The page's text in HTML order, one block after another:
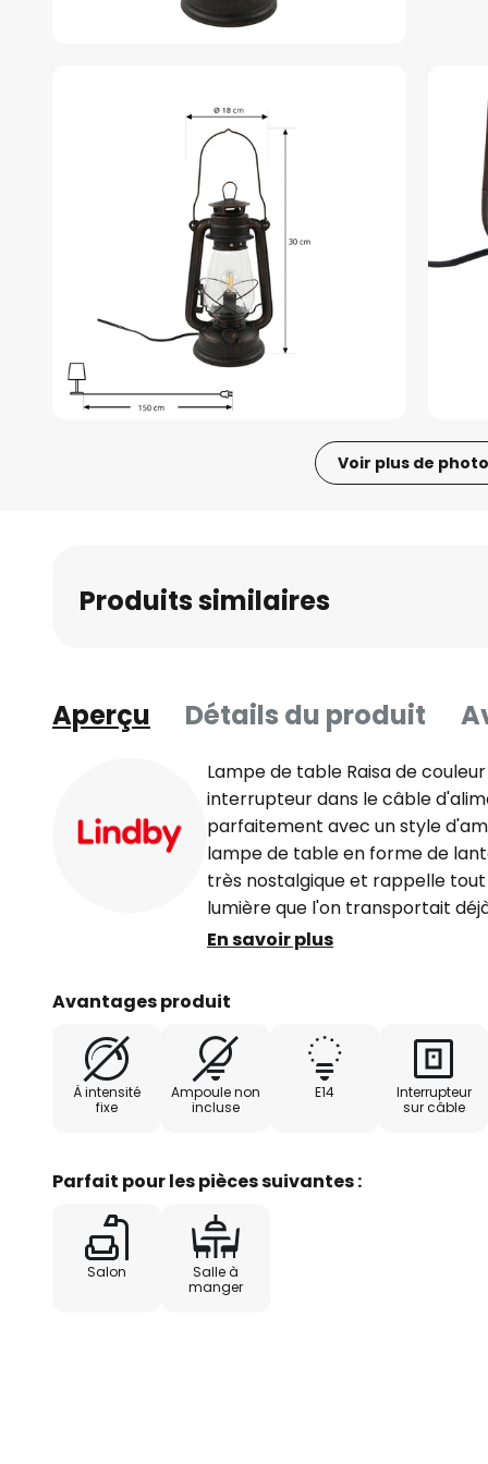
Voir plus de
Produits similaires
Aperçu Détails du produit
Lampe de table Raisa de
interrupteur dans le câble
parfaitement avec un style
lampe de table en forme de
très nostalgique et rappelle
lumière que l'on transportait
pour avoir une petite lumière
vraies bougies ou du pétrole
qui permet d'utiliser
de table Raisa. La surface de
complète le look antique de la
En savoir plus
Avantages produit
À intensité
fixe
Ampoule non
incluse
E14
Interrupteur
sur câble
Parfait pour les pièces suivantes :
Salon
Salle à
manger